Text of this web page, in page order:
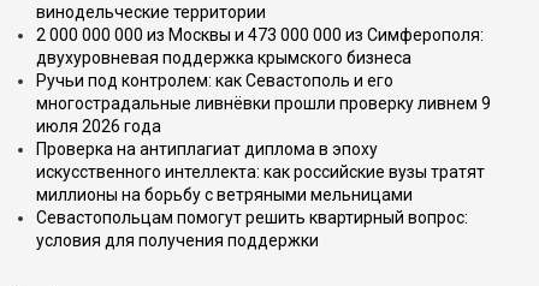
винодельческие территории
2 000 000 000 из Москвы и 473 000 000 из Симферополя:
двухуровневая поддержка крымского бизнеса
Ручьи под контролем: как Севастополь и его
многострадальные ливнёвки прошли проверку ливнем 9
июля 2026 года
Проверка на антиплагиат диплома в эпоху
искусственного интеллекта: как российские вузы тратят
миллионы на борьбу с ветряными мельницами
Севастопольцам помогут решить квартирный вопрос:
условия для получения поддержки